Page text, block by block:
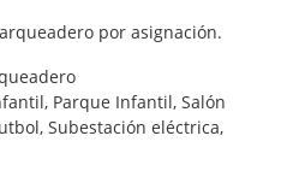
por asignación.
Parque Infantil, Salón
Subestación eléctrica,